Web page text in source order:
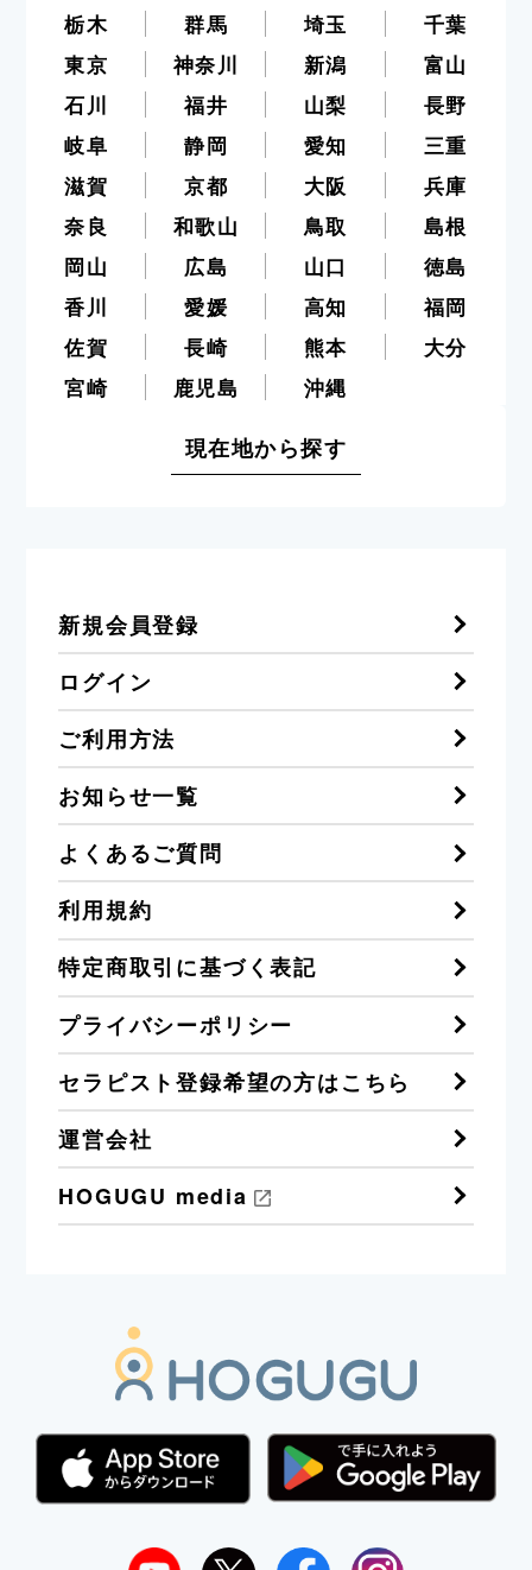
栃木
群馬 埼玉
千葉
東京
神奈川 新潟
富山
石川
福井 山梨
長野
岐阜
静岡 愛知
三重
滋賀
京都 大阪
兵庫
奈良
和歌山 鳥取
島根
岡山
広島 山口
徳島
香川
愛媛 高知
福岡
佐賀
長崎 熊本
大分
宮崎
鹿児島 沖縄
現在地から探す
新規会員登録
ログイン
ご利用方法
お知らせ一覧
よくあるご質問
利用規約
特定商取引に基づく表記
プライバシーポリシー
セラピスト登録希望の方はこちら
運営会社
HOGUGU media